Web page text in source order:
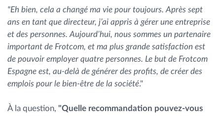
"Eh bien, cela a changé ma vie pour toujours. Après sept
ans en tant que directeur, j’ai appris à gérer une entreprise
et des personnes. Aujourd’hui, nous sommes un partenaire
important de Frotcom, et ma plus grande satisfaction est
de pouvoir employer quatre personnes. Le but de Frotcom
Espagne est, au-delà de générer des profits, de créer des
emplois pour le bien-être de la société."
À la question, "Quelle recommandation pouvez-vous